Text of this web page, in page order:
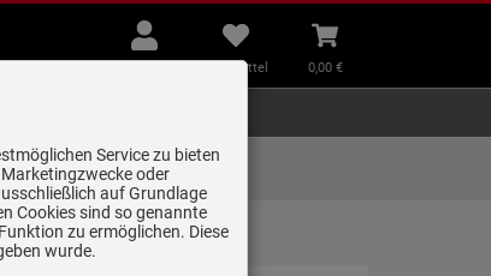
Beratung
Mein
Konto
Merkzettel
aufklappen
Merkzettel
Warenkorb
aufklappen
0,00 €
Lieferung zum
Wunschtermin
Service zu bieten
oder
auf Grundlage
Cookies sind so genannte
zu ermöglichen. Diese
wurde.